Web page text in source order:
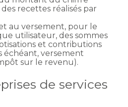
recettes réalisés par
au versement, pour le
utilisateur, des sommes
et contributions
échéant, versement
sur le revenu).
de services